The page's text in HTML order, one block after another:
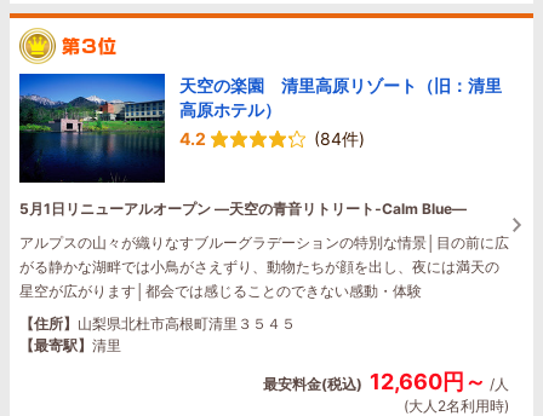
天空の楽園 清里高原リゾート（旧：清里
高原ホテル）
4.2
(84件)
5月1日リニューアルオープン ―天空の青音リトリート‐Calm Blue―
アルプスの山々が織りなすブルーグラデーションの特別な情景│目の前に広
がる静かな湖畔では小鳥がさえずり、動物たちが顔を出し、夜には満天の
星空が広がります│都会では感じることのできない感動・体験
【住所】 山梨県北杜市高根町清里３５４５
【最寄駅】 清里
最安料金(税込) 12,660円～ /人
(大人2名利用時)